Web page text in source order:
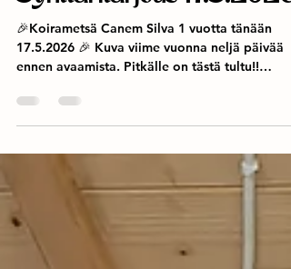
Synttäritarjous 17.5.2026
🎉Koirametsä Canem Silva 1 vuotta tänään
ennen avaamista. Pitkälle on tästä tultu!!
Synttäreiden kunniaksi päätettiin lyödä tiskiin
saat -30% ihan kaikista tänään varatuista
kaikenmittaisista koirametsävuoroista
Arkipöllöistä yöpymisiin saakka. Tätä diiliä ei
kyllä kannata ohittaa! Varauksen voi tehdä
päivälle tätä vuotta tahansa. Ja tarjous on siis
voimassa vain tänään 17.5.2026.